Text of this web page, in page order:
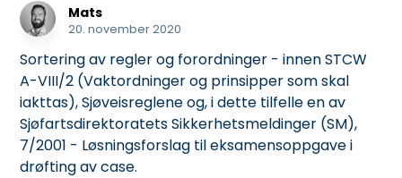
Mats
20. november 2020
Sortering av regler og forordninger - innen STCW
A-VIII/2 (Vaktordninger og prinsipper som skal
iakttas), Sjøveisreglene og, i dette tilfelle en av
Sjøfartsdirektoratets Sikkerhetsmeldinger (SM),
7/2001 - Løsningsforslag til eksamensoppgave i
drøfting av case.